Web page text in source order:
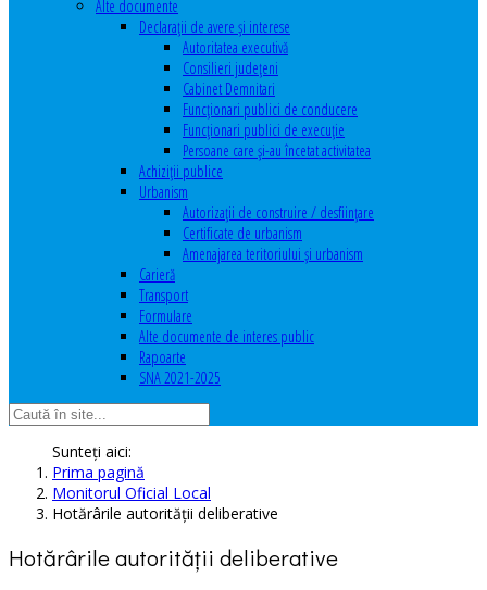
Alte documente
Declaraţii de avere şi interese
Autoritatea executivă
Consilieri judeţeni
Cabinet Demnitari
Funcţionari publici de conducere
Funcționari publici de execuție
Persoane care şi-au încetat activitatea
Achiziţii publice
Urbanism
Autorizații de construire / desființare
Certificate de urbanism
Amenajarea teritoriului şi urbanism
Carieră
Transport
Formulare
Alte documente de interes public
Rapoarte
SNA 2021-2025
Sunteți aici:
Prima pagină
Monitorul Oficial Local
Hotărârile autorităţii deliberative
Hotărârile autorităţii deliberative